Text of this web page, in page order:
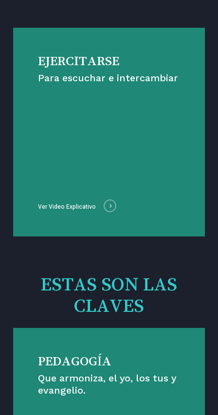
EJERCITARSE
Para escuchar e intercambiar
Ver Video Explicativo
ESTAS SON LAS
CLAVES
PEDAGOGÍA
Que armoniza, el yo, los tus y
evangelio.